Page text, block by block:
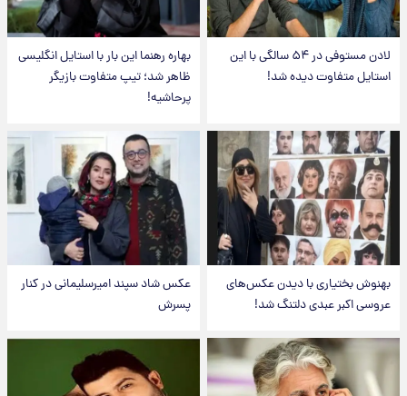
لادن مستوفی در ۵۴ سالگی با این
استایل متفاوت دیده شد!
بهاره رهنما این بار با استایل انگلیسی
ظاهر شد؛ تیپ متفاوت بازیگر
پرحاشیه!
بهنوش بختیاری با دیدن عکس‌های
عروسی اکبر عبدی دلتنگ شد!
عکس شاد سپند امیرسلیمانی در کنار
پسرش